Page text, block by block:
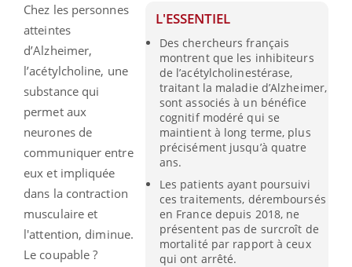
L'ESSENTIEL
Des chercheurs français
montrent que les inhibiteurs
de l’acétylcholinestérase,
traitant la maladie d’Alzheimer,
sont associés à un bénéfice
cognitif modéré qui se
maintient à long terme, plus
précisément jusqu’à quatre
ans.
Les patients ayant poursuivi
ces traitements, déremboursés
en France depuis 2018, ne
présentent pas de surcroît de
mortalité par rapport à ceux
qui ont arrêté.
Chez les personnes
atteintes
d’Alzheimer,
l’acétylcholine, une
substance qui
permet aux
neurones de
communiquer entre
eux et impliquée
dans la contraction
musculaire et
l'attention, diminue.
Le coupable ?